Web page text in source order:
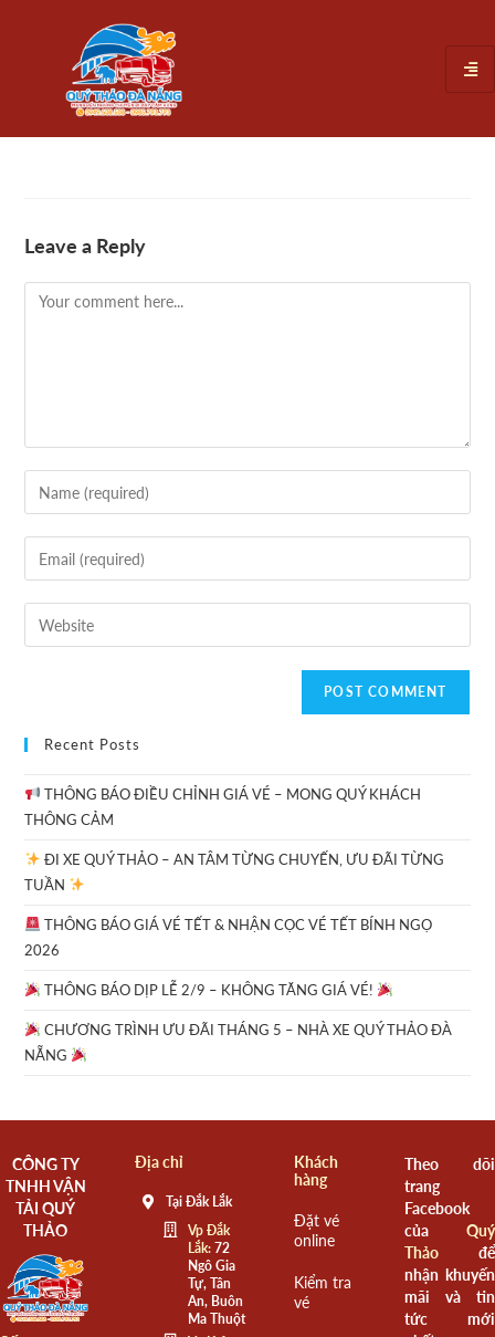
Leave a Reply
Recent Posts
THÔNG BÁO ĐIỀU CHỈNH GIÁ VÉ – MONG QUÝ KHÁCH
THÔNG CẢM
ĐI XE QUÝ THẢO – AN TÂM TỪNG CHUYẾN, ƯU ĐÃI TỪNG
TUẦN
THÔNG BÁO GIÁ VÉ TẾT & NHẬN CỌC VÉ TẾT BÍNH NGỌ
2026
THÔNG BÁO DỊP LỄ 2/9 – KHÔNG TĂNG GIÁ VÉ!
CHƯƠNG TRÌNH ƯU ĐÃI THÁNG 5 – NHÀ XE QUÝ THẢO ĐÀ
NẴNG
CÔNG TY
TNHH VẬN
TẢI QUÝ
THẢO
Địa chỉ
Tại Đắk Lắk
Vp Đắk
Lắk:72
Ngô Gia
Tự, Tân
An, Buôn
Ma Thuột
Khách
hàng
Đặt vé
online
Kiểm tra
vé
Theo dõi
trang
Facebook
của Quý
Thảođể
nhận khuyến
mãi và tin
tức mới